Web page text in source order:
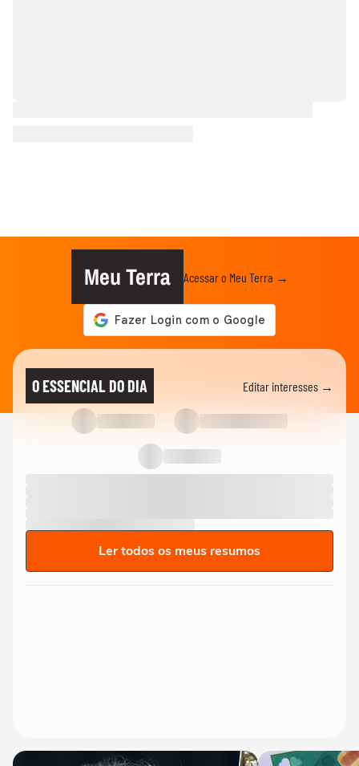
Meu Terra Acessar o Meu Terra →
O ESSENCIAL DO DIA Editar interesses →
Ler todos os meus resumos